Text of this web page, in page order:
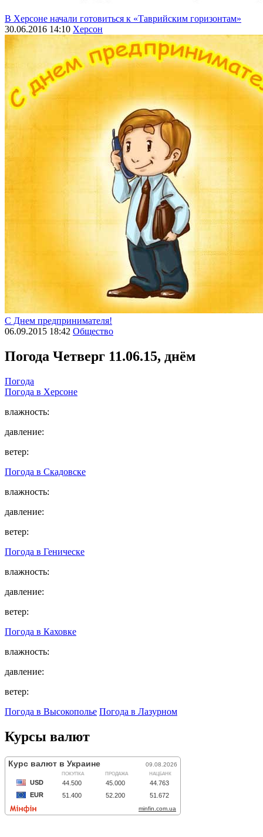
В Херсоне начали готовиться к «Таврийским горизонтам»
30.06.2016 14:10 Херсон
С Днем предпринимателя!
06.09.2015 18:42 Общество
Погода Четверг 11.06.15, днём
Погода
Погода в Херсоне
влажность:
давление:
ветер:
Погода в Скадовске
влажность:
давление:
ветер:
Погода в Геническе
влажность:
давление:
ветер:
Погода в Каховке
влажность:
давление:
ветер:
Погода в Высокополье Погода в Лазурном
Курсы валют